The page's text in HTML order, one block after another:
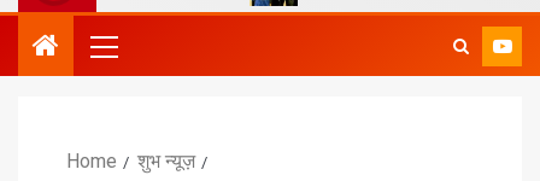
Home
शुभ न्यूज़